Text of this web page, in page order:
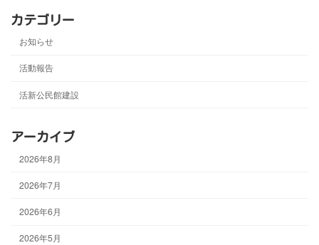
カテゴリー
お知らせ
活動報告
活新公民館建設
アーカイブ
2026年8月
2026年7月
2026年6月
2026年5月